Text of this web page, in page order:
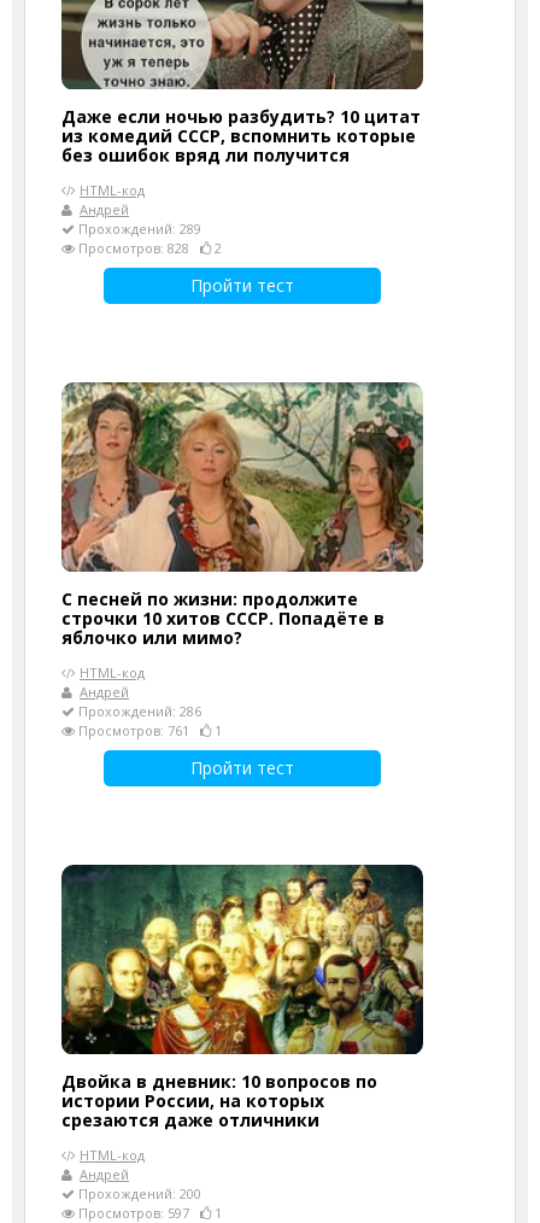
Даже если ночью разбудить? 10 цитат
из комедий СССР, вспомнить которые
без ошибок вряд ли получится
HTML-код
Андрей
Прохождений: 289
Просмотров: 828
2
Пройти тест
С песней по жизни: продолжите
строчки 10 хитов СССР. Попадёте в
яблочко или мимо?
HTML-код
Андрей
Прохождений: 286
Просмотров: 761
1
Пройти тест
Двойка в дневник: 10 вопросов по
истории России, на которых
срезаются даже отличники
HTML-код
Андрей
Прохождений: 200
Просмотров: 597
1